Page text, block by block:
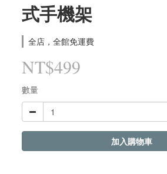
式手機架
全店，全館免運費
NT$499
數量
加入購物車